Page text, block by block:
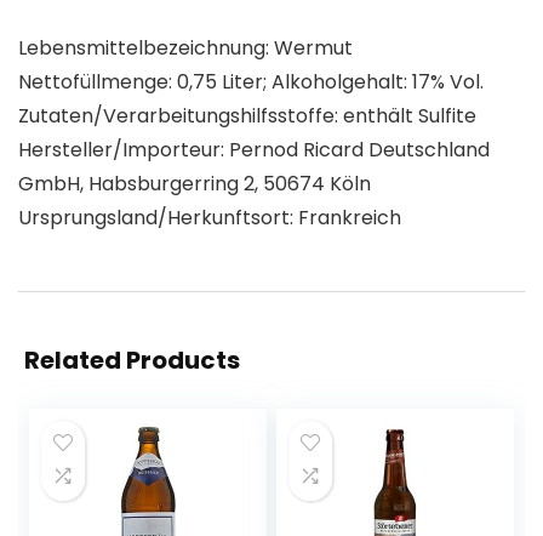
Lebensmittelbezeichnung: Wermut
Nettofüllmenge: 0,75 Liter; Alkoholgehalt: 17% Vol.
Zutaten/Verarbeitungshilfsstoffe: enthält Sulfite
Hersteller/Importeur: Pernod Ricard Deutschland
GmbH, Habsburgerring 2, 50674 Köln
Ursprungsland/Herkunftsort: Frankreich
Related Products